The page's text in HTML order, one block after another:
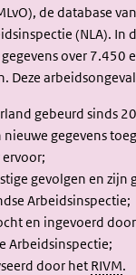
de database
(NLA). In
over 7.450
Deze
gebeurd sinds
gegevens
gevolgen en zijn
Arbeidsinspectie;
en ingevoerd
Arbeidsinspectie;
door het RIVM.